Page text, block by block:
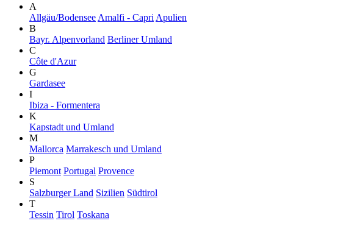
A
Allgäu/Bodensee Amalfi - Capri Apulien
B
Bayr. Alpenvorland Berliner Umland
C
Côte d'Azur
G
Gardasee
I
Ibiza - Formentera
K
Kapstadt und Umland
M
Mallorca Marrakesch und Umland
P
Piemont Portugal Provence
S
Salzburger Land Sizilien Südtirol
T
Tessin Tirol Toskana